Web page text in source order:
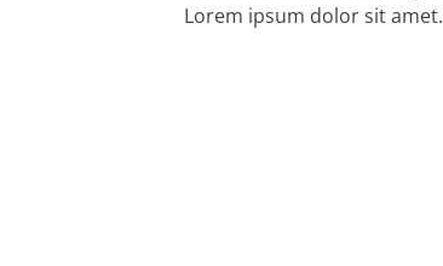
Lorem ipsum dolor sit amet.